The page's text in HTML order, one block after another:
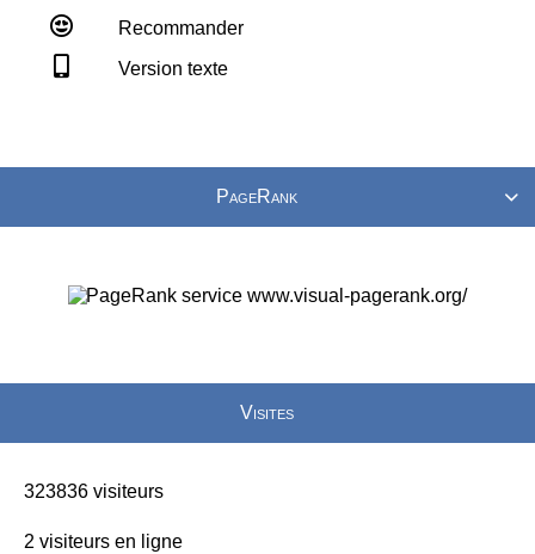
Recommander
Version texte

PageRank
Visites
323836 visiteurs
2 visiteurs en ligne